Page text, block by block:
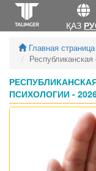
Главная страница
ПСИХОЛОГИИ -
ҚАЗ